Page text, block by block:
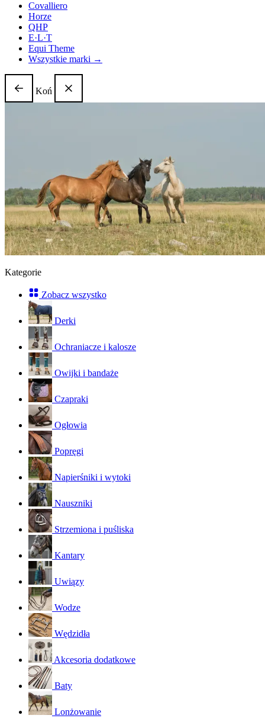
Covalliero
Horze
QHP
E·L·T
Equi Theme
Wszystkie marki →
Koń
Kategorie
Zobacz wszystko
Derki
Ochraniacze i kalosze
Owijki i bandaże
Czapraki
Ogłowia
Popręgi
Napierśniki i wytoki
Nauszniki
Strzemiona i puśliska
Kantary
Uwiązy
Wodze
Wędzidła
Akcesoria dodatkowe
Baty
Lonżowanie